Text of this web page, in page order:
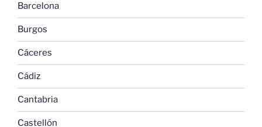
Barcelona
Burgos
Cáceres
Cádiz
Cantabria
Castellón